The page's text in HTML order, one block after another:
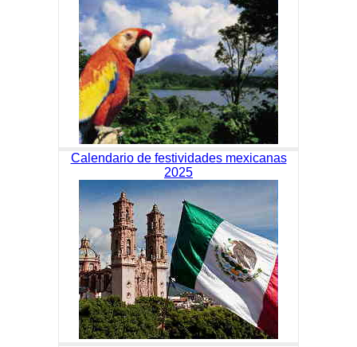
Calendario de festividades mexicanas
2025